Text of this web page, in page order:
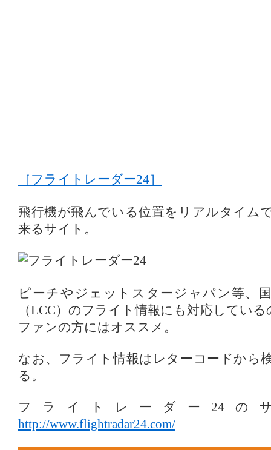
［フライトレーダー24］
飛行機が飛んでいる位置をリアルタイム
来るサイト。
ピーチやジェットスタージャパン等、
（LCC）のフライト情報にも対応してい
ファンの方にはオススメ。
なお、フライト情報はレターコードから
る。
フライトレーダー24の
http://www.flightradar24.com/